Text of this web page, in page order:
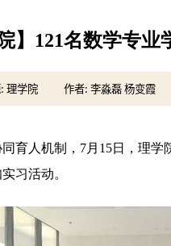
】121名数学专
理学院 作者: 李淼磊 杨变霞
育人机制，7月15日，理
习活动。